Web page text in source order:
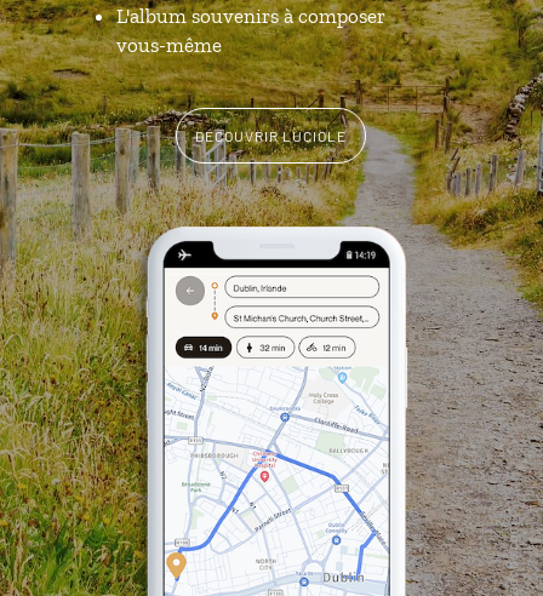
L'album souvenirs à composer
vous-même
DÉCOUVRIR LUCIOLE